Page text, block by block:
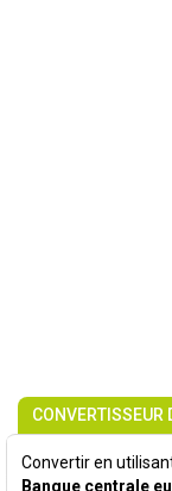
CONVERTISSEUR
Convertir en
Banque centrale